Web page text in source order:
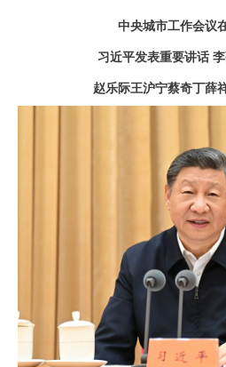
中央城市工作会议
习近平发表重要讲话
赵乐际王沪宁蔡奇丁薛